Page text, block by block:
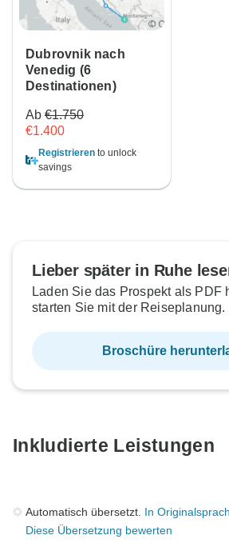
Dubrovnik nach
Venedig (6
Destinationen)
Ab €1.750
€1.400
Registrieren to unlock
savings
Lieber später in Ruhe
Laden Sie das Prospekt als PDF
starten Sie mit der Reiseplanung.
Broschüre
Inkludierte Leistungen
Automatisch übersetzt. In
Diese Übersetzung bewerten